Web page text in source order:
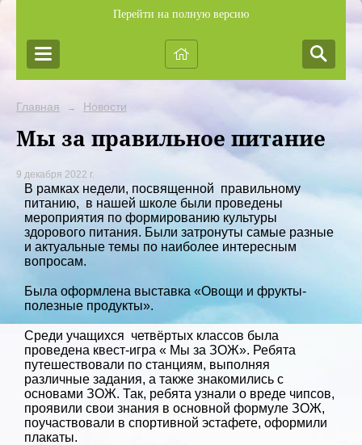
Перейти на полную версию
Главная → Новости
Мы за правильное питание
9 декабря 2022 г.
В рамках недели, посвященной правильному
питанию, в нашей школе были проведены
мероприятия по формированию культуры
здорового питания. Были затронуты самые разные
и актуальные темы по наиболее интересным
вопросам.
Была оформлена выставка «Овощи и фрукты-
полезные продукты».
Среди учащихся четвёртых классов была
проведена квест-игра « Мы за ЗОЖ». Ребята
путешествовали по станциям, выполняя
различные задания, а также знакомились с
основами ЗОЖ. Так, ребята узнали о вреде чипсов,
проявили свои знания в основной формуле ЗОЖ,
поучаствовали в спортивной эстафете, оформили
плакаты.